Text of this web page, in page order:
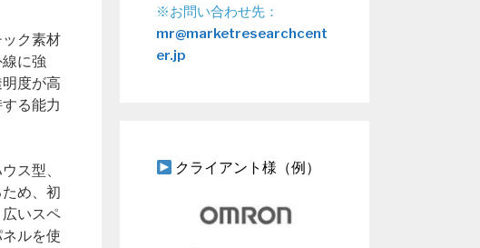
ク素材
に強
度が高
る能力
ス型、
め、初
いスペ
ルを使
※お問い合わせ先：
mr@marketresearchcent
er.jp
クライアント様（例）